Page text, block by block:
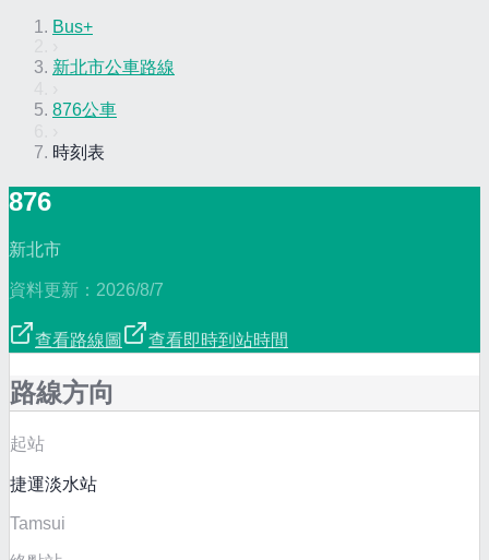
Bus+
新北市公車路線
876公車
時刻表
876
新北市
資料更新： 2026/8/7
查看路線圖 查看即時到站時間
路線方向
起站
捷運淡水站
Tamsui